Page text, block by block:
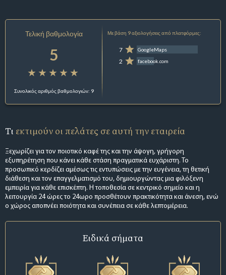
Τελική βαθμολογία
5
Συνολικός αριθμός βαθμολογιών: 9
Με βάση 9 αξιολογήσεις από πλατφόρμες:
7 GoogleMaps
2 facebook.com
Τι εκτιμούν οι πελάτες σε αυτή την εταιρεία
Ξεχωρίζει για τον ποιοτικό καφέ της και την άψογη, γρήγορη
εξυπηρέτηση που κάνει κάθε στάση πραγματικά ευχάριστη. Το
προσωπικό κερδίζει αμέσως τις εντυπώσεις με την ευγένεια, τη θετική
διάθεση και τον επαγγελματισμό του, δημιουργώντας μια φιλόξενη
εμπειρία για κάθε επισκέπτη. Η τοποθεσία σε κεντρικό σημείο και η
λειτουργία 24 ώρες το 24ωρο προσθέτουν πρακτικότητα και άνεση, ενώ
ο χώρος αποπνέει ποιότητα και συνέπεια σε κάθε λεπτομέρεια.
Ειδικά σήματα